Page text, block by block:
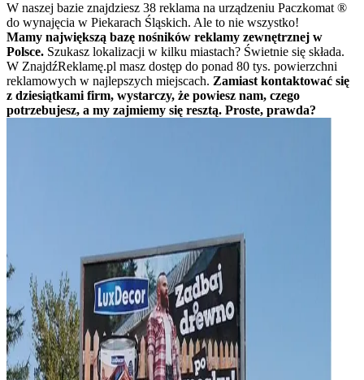
W naszej bazie znajdziesz 38 reklama na urządzeniu Paczkomat ®
do wynajęcia w Piekarach Śląskich. Ale to nie wszystko!
Mamy największą bazę nośników reklamy zewnętrznej w
Polsce. Szukasz lokalizacji w kilku miastach? Świetnie się składa.
W ZnajdźReklamę.pl masz dostęp do ponad 80 tys. powierzchni
reklamowych w najlepszych miejscach. Zamiast kontaktować się
z dziesiątkami firm, wystarczy, że powiesz nam, czego
potrzebujesz, a my zajmiemy się resztą. Proste, prawda?